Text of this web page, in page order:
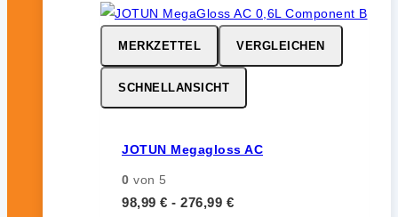
MERKZETTEL VERGLEICHEN
SCHNELLANSICHT
JOTUN Megagloss AC
0 von 5
98,99 € - 276,99 €